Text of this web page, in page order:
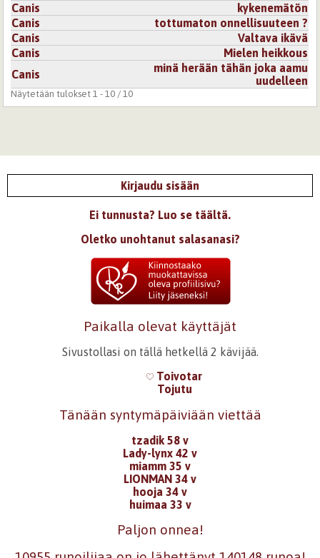
Canis
kykenemätön
Canis
tottumaton onnellisuuteen ?
Canis
Valtava ikävä
Canis
Mielen heikkous
Canis
minä herään tähän joka aamu
uudelleen
Näytetään tulokset 1 - 10 / 10
Kirjaudu sisään
Ei tunnusta? Luo se täältä.
Oletko unohtanut salasanasi?
Paikalla olevat käyttäjät
Sivustollasi on tällä hetkellä 2 kävijää.
Toivotar
Tojutu
Tänään syntymäpäiviään viettää
tzadik 58 v
Lady-lynx 42 v
miamm 35 v
LIONMAN 34 v
hooja 34 v
huimaa 33 v
Paljon onnea!